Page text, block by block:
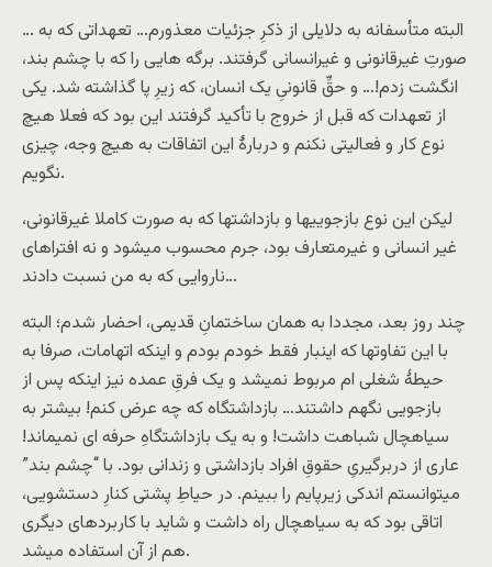
… البته متأسفانه به دلایلی از ذکرِ جزئیات معذورم… تعهداتی که به
صورتِ غیرقانونی و غیرانسانی گرفتند. برگه هایی را که با چشم بند،
انگشت زدم!… و حقِّ قانونیِ یک انسان، که زیرِ پا گذاشته شد. یکی
از تعهدات که قبل از خروج با تأکید گرفتند این بود که فعلا هیچ
نوع کار و فعالیتی نکنم و دربارۀ این اتفاقات به هیچ وجه، چیزی
نگویم.
لیکن این نوع بازجوییها و بازداشتها که به صورت کاملا غیرقانونی،
غیر انسانی و غیرمتعارف بود، جرم محسوب میشود و نه افتراهای
ناروایی که به من نسبت دادند…
چند روز بعد، مجددا به همان ساختمانِ قدیمی، احضار شدم؛ البته
با این تفاوتها که اینبار فقط خودم بودم و اینکه اتهامات، صرفا به
حیطۀ شغلی ام مربوط نمیشد و یک فرقِ عمده نیز اینکه پس از
بازجویی نگهم داشتند… بازداشتگاه که چه عرض کنم! بیشتر به
سیاهچال شباهت داشت! و به یک بازداشتگاهِ حرفه ای نمیماند!
عاری از دربرگیریِ حقوقِ افراد بازداشتی و زندانی بود. با “چشم بند”
میتوانستم اندکی زیرپایم را ببینم. در حیاطِ پشتی کنارِ دستشویی،
اتاقی بود که به سیاهچال راه داشت و شاید با کاربردهای دیگری
هم از آن استفاده میشد.